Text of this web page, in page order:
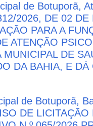
de Botuporã,
2026, DE 02
PARA A
ATENÇÃO
MUNICIPAL DE
DA BAHIA, E
de Botuporã,
DE LICITAÇÃO